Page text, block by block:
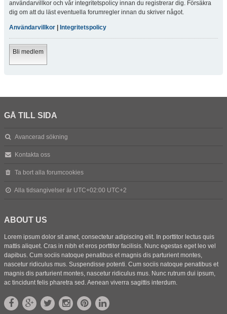
användarvillkor och vår integritetspolicy innan du registrerar dig. Försäkra
dig om att du läst eventuella forumregler innan du skriver något.
Användarvillkor Integritetspolicy
Bli medlem
GÅ TILL SIDA
Avancerad sökning
Kontakta oss
Ta bort alla forumcookies
Alla tidsangivelser är UTC+02:00 UTC+2
ABOUT US
Lorem ipsum dolor sit amet, consectetur adipiscing elit. In porttitor lectus quis
mattis aliquet. Cras in nibh et eros porttitor facilisis. Nunc egestas eget leo vel
dapibus. Cum sociis natoque penatibus et magnis dis parturient montes,
nascetur ridiculus mus. Suspendisse potenti. Cum sociis natoque penatibus et
magnis dis parturient montes, nascetur ridiculus mus. Nunc rutrum dui ipsum,
ac tincidunt felis pharetra sed. Aenean viverra sagittis interdum.